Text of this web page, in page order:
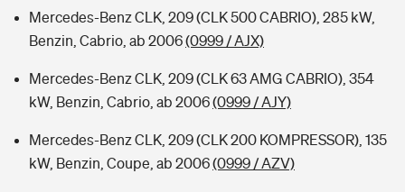
Mercedes-Benz CLK, 209 (CLK 500 CABRIO), 285 kW,
Benzin, Cabrio, ab 2006(0999 / AJX)
Mercedes-Benz CLK, 209 (CLK 63 AMG CABRIO), 354
kW, Benzin, Cabrio, ab 2006(0999 / AJY)
Mercedes-Benz CLK, 209 (CLK 200 KOMPRESSOR), 135
kW, Benzin, Coupe, ab 2006(0999 / AZV)